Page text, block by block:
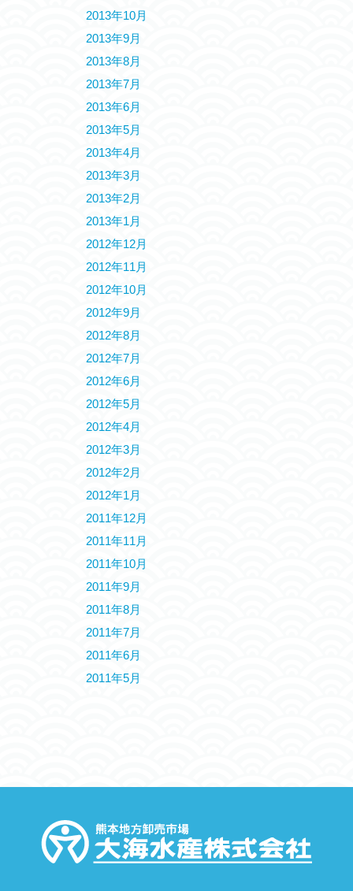
2013年10月
2013年9月
2013年8月
2013年7月
2013年6月
2013年5月
2013年4月
2013年3月
2013年2月
2013年1月
2012年12月
2012年11月
2012年10月
2012年9月
2012年8月
2012年7月
2012年6月
2012年5月
2012年4月
2012年3月
2012年2月
2012年1月
2011年12月
2011年11月
2011年10月
2011年9月
2011年8月
2011年7月
2011年6月
2011年5月